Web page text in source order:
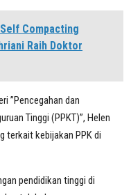
Compacting
Raih Doktor
”Pencegahan dan
Tinggi (PPKT)”, Helen
terkait kebijakan PPK di
pendidikan tinggi di